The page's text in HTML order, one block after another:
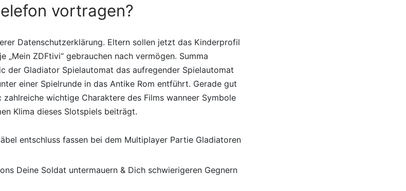
vortragen?
Datenschutzerklärung. Eltern sollen jetzt das Kinderprofil
„Mein ZDFtivi“ gebrauchen nach vermögen. Summa
der Gladiator Spielautomat das aufregender Spielautomat
einer Spielrunde in das Antike Rom entführt. Gerade gut
wichtige Charaktere des Films wanneer Symbole
Klima dieses Slotspiels beiträgt.
entschluss fassen bei dem Multiplayer Partie Gladiatoren
Deine Soldat untermauern & Dich schwierigeren Gegnern